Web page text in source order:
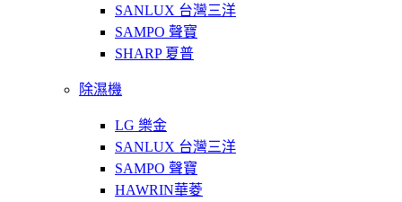
SANLUX 台灣三洋
SAMPO 聲寶
SHARP 夏普
除濕機
LG 樂金
SANLUX 台灣三洋
SAMPO 聲寶
HAWRIN華菱